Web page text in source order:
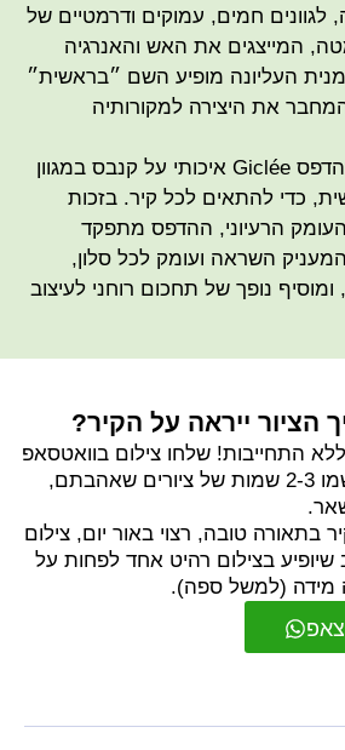
לגוונים חמים, עמוקים ודרמטיים של
המייצגים את האש והאנרגיה
העליונה מופיע השם ״בראשית״
את היצירה למקורותיה
הציור זמין להזמנה כהדפס Giclée איכותי על קנבס במגוון
כדי להתאים לכל קיר. בזכות
הרעיוני, ההדפס מתפקד
השראה ועומק לכל סלון,
נופך של תחכום רוחני לעיצוב
הציור ייראה על הקיר?
התחייבות! שלחו צילום בוואטסאפ
של הקיר שלכם ורשמו 2-3 שמות של ציורים שאהבתם,
בתאורה טובה, רצוי באור יום, צילום
שיופיע בצילום רהיט אחד לפחות על
מידה (למשל ספה).